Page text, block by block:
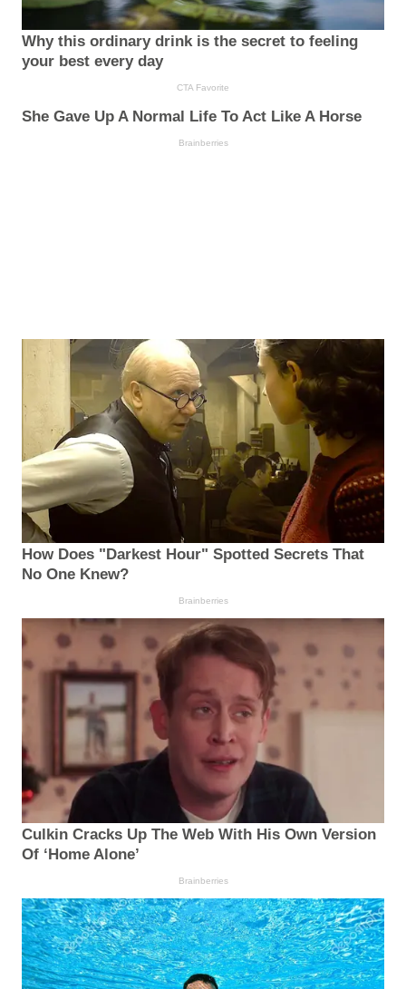
Why this ordinary drink is the secret to feeling
your best every day
CTA Favorite
She Gave Up A Normal Life To Act Like A Horse
Brainberries
How Does "Darkest Hour" Spotted Secrets That
No One Knew?
Brainberries
Culkin Cracks Up The Web With His Own Version
Of ‘Home Alone’
Brainberries